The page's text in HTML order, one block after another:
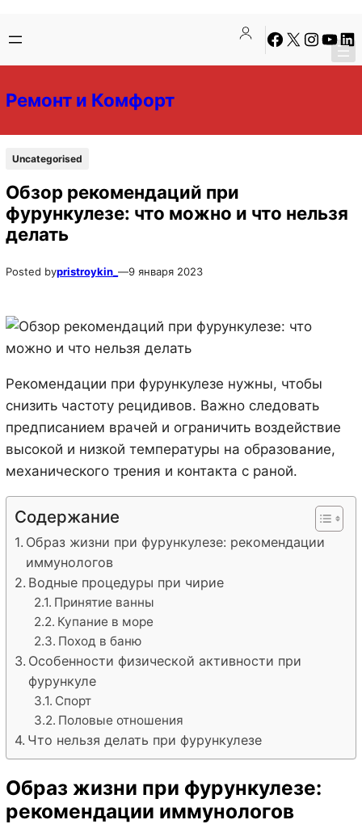
содержимому
содержимому
Facebook
X Instagram
Ремонт и Комфорт
Uncategorised
Обзор рекомендаций при
фурункулезе: что можно и что нельзя
делать
Posted bypristroykin_ —9 января 2023
Рекомендации при фурункулезе нужны, чтобы
снизить частоту рецидивов. Важно следовать
предписанием врачей и ограничить воздействие
высокой и низкой температуры на образование,
механического трения и контакта с раной.
Содержание
Образ жизни при фурункулезе: рекомендации
иммунологов
Водные процедуры при чирие
Принятие ванны
Купание в море
Поход в баню
Особенности физической активности при
фурункуле
Спорт
Половые отношения
Что нельзя делать при фурункулезе
Образ жизни при фурункулезе:
рекомендации иммунологов